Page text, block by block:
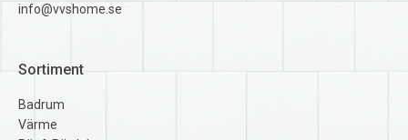
info@vvshome.se
Sortiment
Badrum
Värme